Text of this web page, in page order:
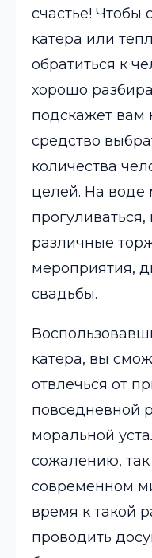
счастье! Чтобы
катера или
обратиться к
хорошо
подскажет вам
средство
количества
целей. На воде
различные
мероприятия,
свадьбы.
катера, вы
отвлечься от
повседневной
моральной
сожалению,
современном
время к такой
проводить